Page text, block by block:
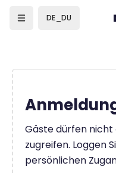
DE_DU
Gäste dürfen
zugreifen. Loggen
persönlichen